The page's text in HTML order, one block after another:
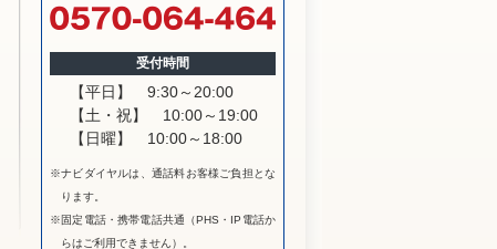
受付時間
【平日】
9:30～20:00
【土・祝】
10:00～19:00
【日曜】
10:00～18:00
※ナビダイヤルは、通話料お客様ご負担とな
ります。
※固定電話・携帯電話共通（PHS・IP電話か
らはご利用できません）。